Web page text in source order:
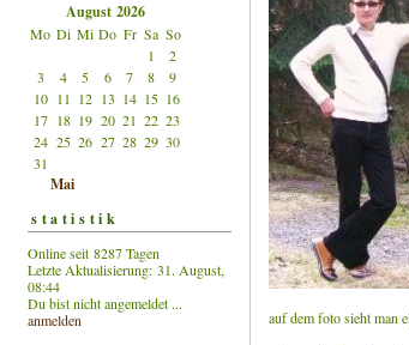
August 2026
Mo Di Mi Do Fr Sa So
1
2
3
4 5 6 7 8
9
10 11 12 13 14 15 16
17 18 19 20 21 22 23
24 25 26 27 28 29 30
31
Mai
statistik
Online seit 8287 Tagen
Letzte Aktualisierung: 31. August,
08:44
Du bist nicht angemeldet ...
anmelden
auf dem foto sieht man